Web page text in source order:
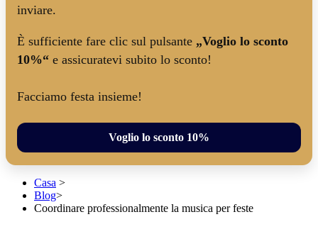
inviare.
È sufficiente fare clic sul pulsante „Voglio lo sconto
10%“ e assicuratevi subito lo sconto!
Facciamo festa insieme!
Voglio lo sconto 10%
Casa >
Blog>
Coordinare professionalmente la musica per feste